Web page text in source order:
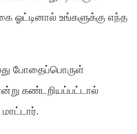
ஓட்டினால் உங்களுக்கு எந்த
போதைப்பொருள்
கண்டறியப்பட்டால்